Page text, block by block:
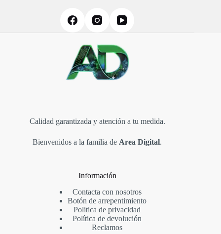
página
de
Calidad garantizada y atención a tu medida.
Bienvenidos a la familia de Area Digital.
Información
Contacta con nosotros
Botón de arrepentimiento
Politica de privacidad
Política de devolución
Reclamos